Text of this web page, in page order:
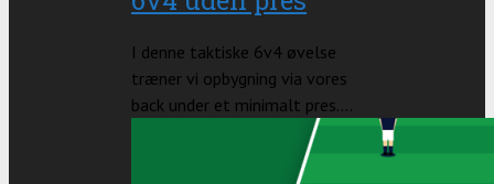
I denne taktiske 6v4 øvelse
træner vi opbygning via vores
back under et minimalt pres....